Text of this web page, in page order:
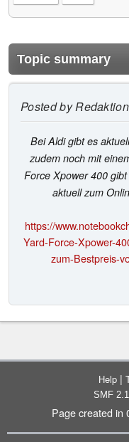
Topic summary
Posted byRedaktion
Bei Aldi gibt es
zudem noch mit
Force Xpower 400
aktuell zum
https://
Yard-Force-Xpower-
zum-Bestpreis-
Help |
SMF
Page created in